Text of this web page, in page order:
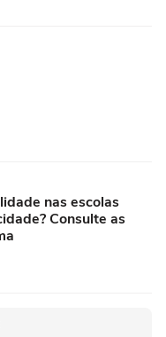
nas escolas
Consulte as